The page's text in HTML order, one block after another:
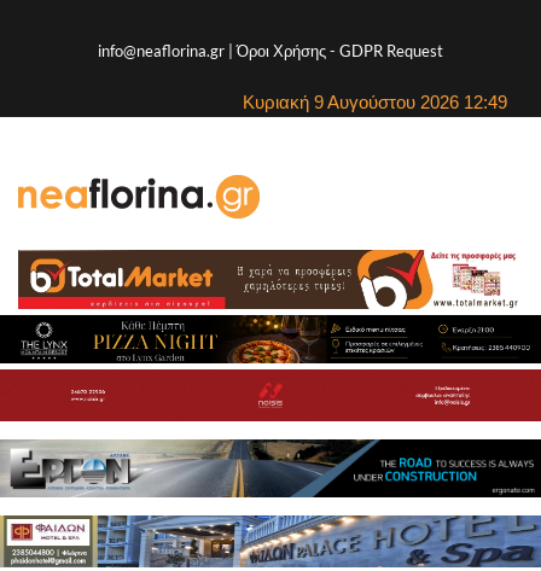
info@neaflorina.gr |Όροι Χρήσης- GDPR Request
Κυριακή 9 Αυγούστου 2026 12:49